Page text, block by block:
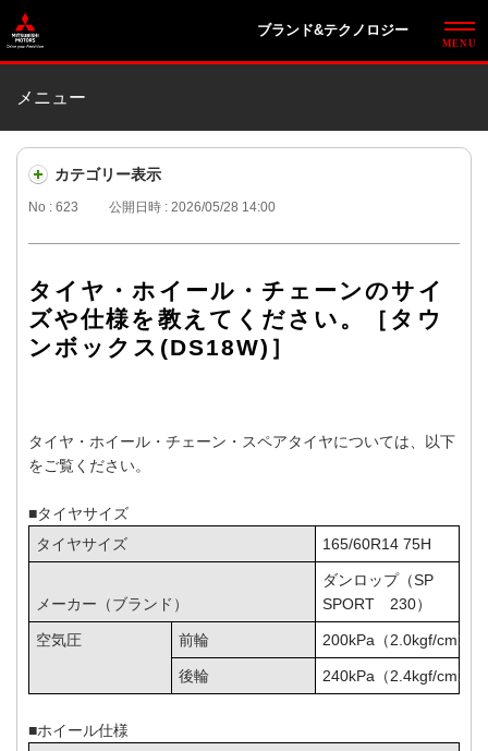
ブランド&テクノロジー
メニュー
カテゴリー表示
No : 623 公開日時 : 2026/05/28 14:00
タイヤ・ホイール・チェーンのサイ
ズや仕様を教えてください。［タウ
ンボックス(DS18W)］
タイヤ・ホイール・チェーン・スペアタイヤについては、以下
をご覧ください。
■タイヤサイズ
タイヤサイズ
165/60R14 75H
メーカー（ブランド）
ダンロップ（SP
SPORT 230）
空気圧 前輪 200kPa（2.0kgf/cm2）
後輪 240kPa（2.4kgf/cm2）
■ホイール仕様